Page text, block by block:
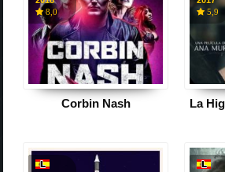
8,0
Corbin Nash
5,9